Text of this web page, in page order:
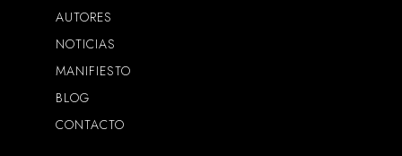
AUTORES
NOTICIAS
MANIFIESTO
BLOG
CONTACTO